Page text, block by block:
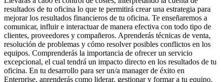
resultados de tu oficina lo que te permitirá crear una estrategia para
mejorar los resultados financieros de tu oficina. Te enseñaremos a
comunicar, influir e interactuar de manera efectiva con todo tipo de
clientes, proveedores y compañeros. Aprenderás técnicas de venta,
resolución de problemas y cómo resolver posibles conflictos en los
equipos. Comprenderás la importancia de ofrecer un servicio
excepcional, el cual tendrá un impacto directo en los resultados de tu
oficina. En tu desarrollo para ser un/a manager de éxito en
Enterprise, aprenderás como liderar, gestionar y formar a tu equipo.